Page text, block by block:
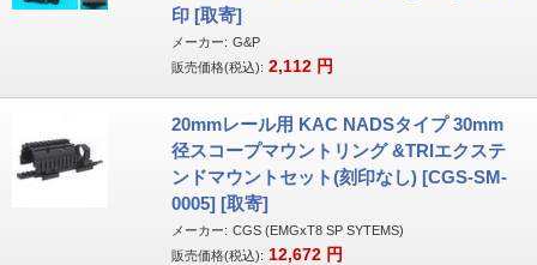
印 [取寄]
メーカー: G&P
販売価格(税込): 2,112 円
20mmレール用 KAC NADSタイプ 30mm
径スコープマウントリング &TRIエクステ
ンドマウントセット(刻印なし) [CGS-SM-
0005] [取寄]
メーカー: CGS (EMGxT8 SP SYTEMS)
販売価格(税込): 12,672 円